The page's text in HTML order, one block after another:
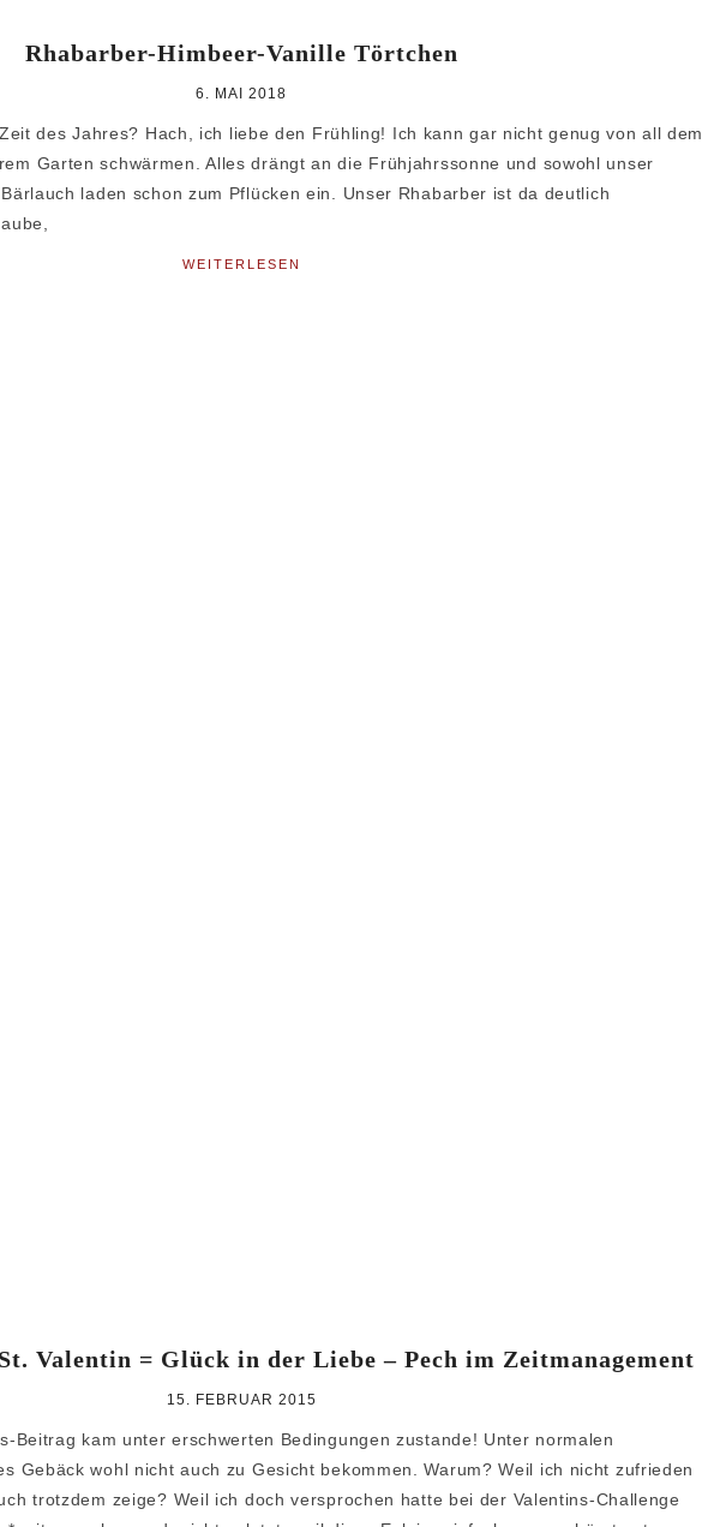
Rhabarber-Himbeer-Vanille Törtchen
6. MAI 2018
des Jahres? Hach, ich liebe den Frühling! Ich kann gar nicht genug von all dem
Garten schwärmen. Alles drängt an die Frühjahrssonne und sowohl unser
laden schon zum Pflücken ein. Unser Rhabarber ist da deutlich
WEITERLESEN
Valentin = Glück in der Liebe – Pech im Zeitmanagement
15. FEBRUAR 2015
Beitrag kam unter erschwerten Bedingungen zustande! Unter normalen
Gebäck wohl nicht auch zu Gesicht bekommen. Warum? Weil ich nicht zufrieden
trotzdem zeige? Weil ich doch versprochen hatte bei der Valentins-Challenge